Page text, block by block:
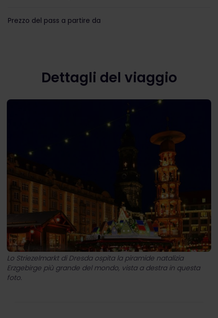
Prezzo del pass a partire da
Dettagli del viaggio
Lo Striezelmarkt di Dresda ospita la piramide natalizia
Erzgebirge più grande del mondo, vista a destra in questa
foto.